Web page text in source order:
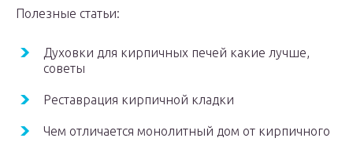
Полезные статьи:
Духовки для кирпичных печей какие лучше,
советы
Реставрация кирпичной кладки
Чем отличается монолитный дом от кирпичного